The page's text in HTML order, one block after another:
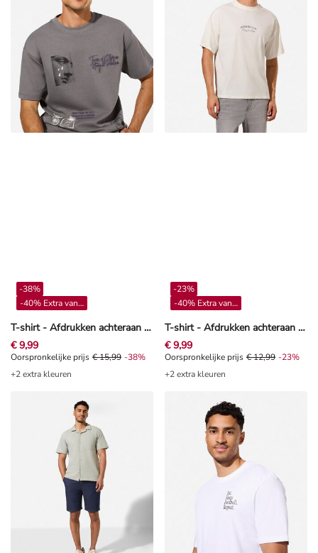
T-shirt - Afdrukken achteraan - Donkergrijs
-38%
-40% Extra vanaf 4**
€ 9,99
Oorspronkelijke prijs € 15,99, Korting -38%
Oorspronkelijke prijs € 15,99 -38%
+2 extra kleuren
T-shirt - Afdrukken achteraan - wit
-23%
-40% Extra vanaf 4**
€ 9,99
Oorspronkelijke prijs € 12,99,
Oorspronkelijke prijs € 12,99 -23%
+2 extra kleuren